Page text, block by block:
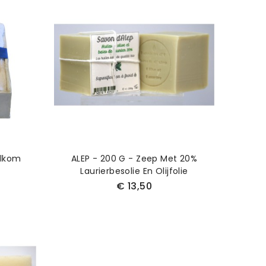
ALEP - 200 G - Zeep Met 20%
Laurierbesolie En Olijfolie
€ 13,50